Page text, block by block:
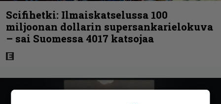
Scifihetki: Ilmaiskatselussa 100
miljoonan dollarin supersankarielokuva
– sai Suomessa 4017 katsojaa